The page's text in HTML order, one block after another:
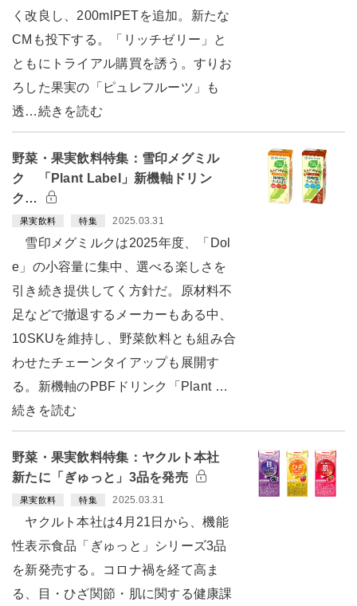
く改良し、200mlPETを追加。新たな
CMも投下する。「リッチゼリー」と
ともにトライアル購買を誘う。すりお
ろした果実の「ピュレフルーツ」も
透…続きを読む
野菜・果実飲料特集：雪印メグミル
ク 「Plant Label」新機軸ドリン
ク…
果実飲料 特集 2025.03.31
雪印メグミルクは2025年度、「Dol
e」の小容量に集中、選べる楽しさを
引き続き提供してく方針だ。原材料不
足などで撤退するメーカーもある中、
10SKUを維持し、野菜飲料とも組み合
わせたチェーンタイアップも展開す
る。新機軸のPBFドリンク「Plant …
続きを読む
野菜・果実飲料特集：ヤクルト本社
新たに「ぎゅっと」3品を発売
果実飲料 特集 2025.03.31
ヤクルト本社は4月21日から、機能
性表示食品「ぎゅっと」シリーズ3品
を新発売する。コロナ禍を経て高ま
る、目・ひざ関節・肌に関する健康課